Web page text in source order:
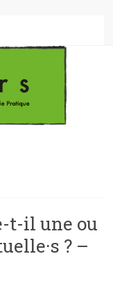
t-il une ou
? –